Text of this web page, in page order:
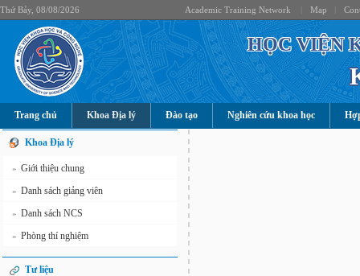
Thứ Bảy, 08/08/2026 Academic Training Network Map
HỌC VIỆN
Trang chủ Khoa Địa lý Đào tạo Nghiên cứu khoa học
Khoa Địa lý
» Giới thiệu chung
» Danh sách giảng viên
» Danh sách NCS
» Phòng thí nghiệm
Tư liệu